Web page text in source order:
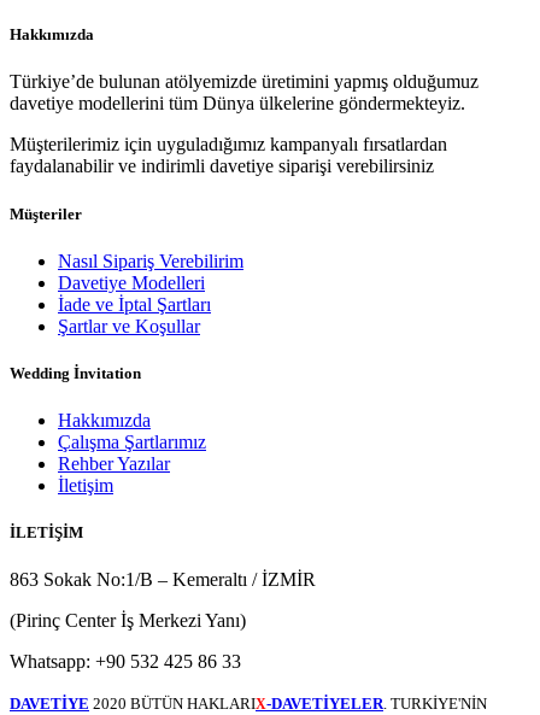
Hakkımızda
Türkiye’de bulunan atölyemizde üretimini yapmış olduğumuz
davetiye modellerini tüm Dünya ülkelerine göndermekteyiz.
Müşterilerimiz için uyguladığımız kampanyalı fırsatlardan
faydalanabilir ve indirimli davetiye siparişi verebilirsiniz
Müşteriler
Nasıl Sipariş Verebilirim
Davetiye Modelleri
İade ve İptal Şartları
Şartlar ve Koşullar
Wedding İnvitation
Hakkımızda
Çalışma Şartlarımız
Rehber Yazılar
İletişim
İLETİŞİM
863 Sokak No:1/B – Kemeraltı / İZMİR
(Pirinç Center İş Merkezi Yanı)
Whatsapp: +90 532 425 86 33
DAVETİYE 2020 BÜTÜN HAKLARIX-DAVETİYELER. TURKİYE'NİN